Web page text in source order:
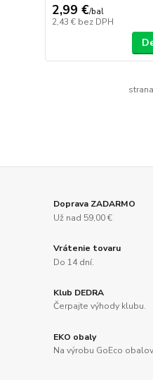
2,99 €/bal
2,43 € bez DPH
strana
Doprava ZADARMO
Už nad 59,00 €
Vrátenie tovaru
Do 14 dní.
Klub DEDRA
Čerpajte výhody klubu.
EKO obaly
Na výrobu GoEco